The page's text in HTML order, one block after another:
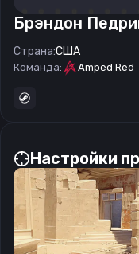
Брэндон
Страна:США
Команда: Amped Red
Настройки